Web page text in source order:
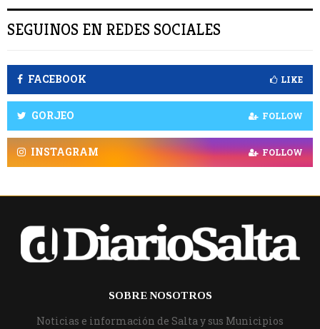
SEGUINOS EN REDES SOCIALES
FACEBOOK LIKE
GORJEO FOLLOW
INSTAGRAM FOLLOW
SOBRE NOSOTROS
Noticias e información de Salta y sus Municipios